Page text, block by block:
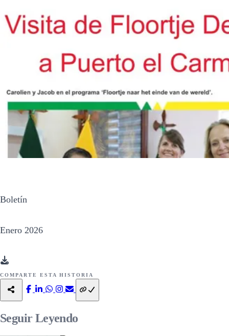
Boletín
Enero 2026
COMPARTE ESTA HISTORIA
Seguir Leyendo